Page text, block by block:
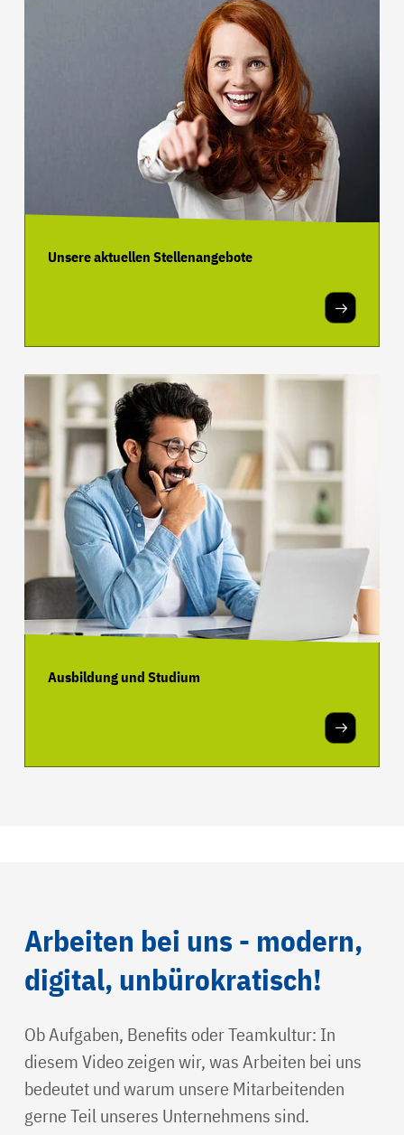
Unsere aktuellen Stellenangebote
Ausbildung und Studium
Arbeiten bei uns - modern,
digital, unbürokratisch!
Ob Aufgaben, Benefits oder Teamkultur: In
diesem Video zeigen wir, was Arbeiten bei uns
bedeutet und warum unsere Mitarbeitenden
gerne Teil unseres Unternehmens sind.